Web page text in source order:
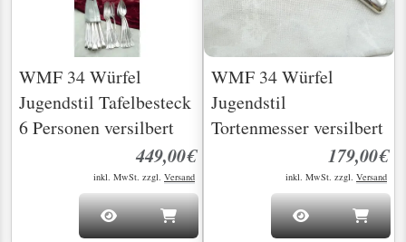
WMF 34 Würfel
Jugendstil Tafelbesteck
6 Personen versilbert
449,00€
inkl. MwSt. zzgl. Versand
WMF 34 Würfel
Jugendstil
Tortenmesser versilbert
179,00€
inkl. MwSt. zzgl. Versand